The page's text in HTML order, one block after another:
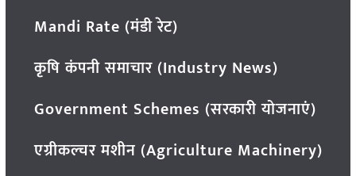
Mandi Rate (मंडी रेट)
कृषि कंपनी समाचार (Industry News)
Government Schemes (सरकारी योजनाएं)
एग्रीकल्चर मशीन (Agriculture Machinery)